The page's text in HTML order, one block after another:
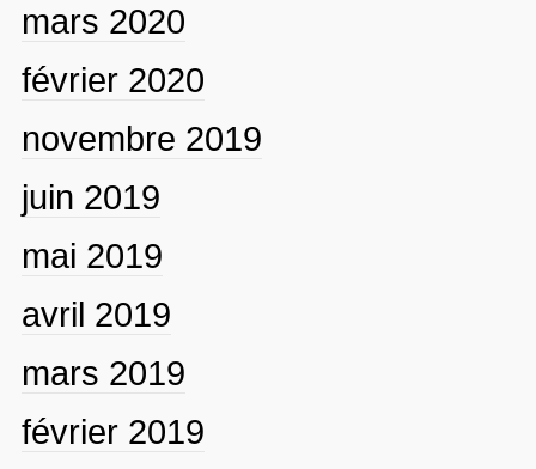
mars 2020
février 2020
novembre 2019
juin 2019
mai 2019
avril 2019
mars 2019
février 2019